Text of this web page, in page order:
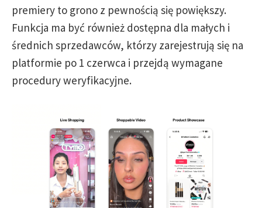
premiery to grono z pewnością się powiększy.
Funkcja ma być również dostępna dla małych i
średnich sprzedawców, którzy zarejestrują się na
platformie po 1 czerwca i przejdą wymagane
procedury weryfikacyjne.